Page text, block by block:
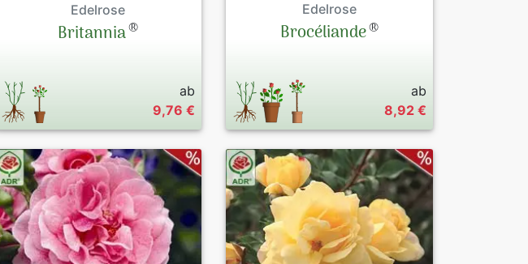
Edelrose
Britannia®
ab
9,76 €
Edelrose
Brocéliande®
ab
8,92 €